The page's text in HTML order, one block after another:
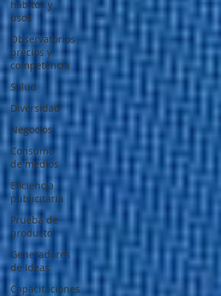
hábitos y
usos
Observatorios
precios y
competencia
Salud
Diversidad
Negocios
Consumo
de medios
Eficiencia
publicitaria
Prueba de
producto
Generadores
de ideas
Capacitaciones